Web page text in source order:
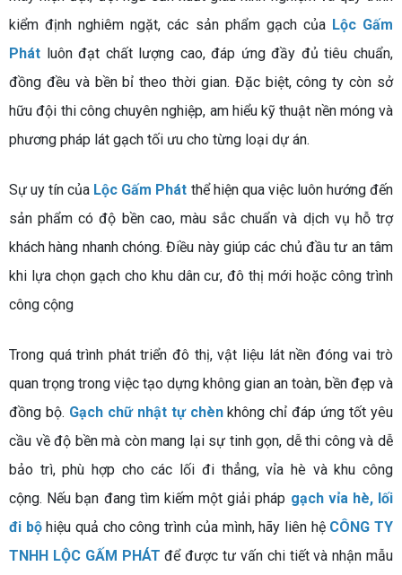
kiểm định nghiêm ngặt, các sản phẩm gạch của Lộc Gấm
Phát luôn đạt chất lượng cao, đáp ứng đầy đủ tiêu chuẩn,
đồng đều và bền bỉ theo thời gian. Đặc biệt, công ty còn sở
hữu đội thi công chuyên nghiệp, am hiểu kỹ thuật nền móng và
phương pháp lát gạch tối ưu cho từng loại dự án.
Sự uy tín của Lộc Gấm Phát thể hiện qua việc luôn hướng đến
sản phẩm có độ bền cao, màu sắc chuẩn và dịch vụ hỗ trợ
khách hàng nhanh chóng. Điều này giúp các chủ đầu tư an tâm
khi lựa chọn gạch cho khu dân cư, đô thị mới hoặc công trình
công cộng
Trong quá trình phát triển đô thị, vật liệu lát nền đóng vai trò
quan trọng trong việc tạo dựng không gian an toàn, bền đẹp và
đồng bộ. Gạch chữ nhật tự chènkhông chỉ đáp ứng tốt yêu
cầu về độ bền mà còn mang lại sự tinh gọn, dễ thi công và dễ
bảo trì, phù hợp cho các lối đi thẳng, vỉa hè và khu công
cộng. Nếu bạn đang tìm kiếm một giải pháp gạch vỉa hè, lối
đi bộhiệu quả cho công trình của mình, hãy liên hệ CÔNG TY
TNHH LỘC GẤM PHÁT để được tư vấn chi tiết và nhận mẫu